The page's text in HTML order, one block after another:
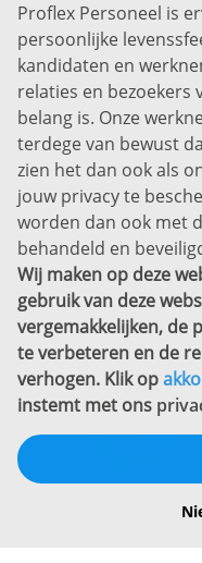
Bel ons:+31 (0)85
Prins Willem-
7311 SW Apeldoorn
Disclaimer
Privacyverklaring
Sitemap
Copyright
Bekijk ook
Proflex Personeel is
persoonlijke
kandidaten en
relaties en bezoekers
belang is. Onze
terdege van bewust
zien het dan ook als
jouw privacy te
worden dan ook met
behandeld en
Wij maken op deze
gebruik van deze
vergemakkelijken, de
te verbeteren en de
verhogen. Klik op
instemt met ons